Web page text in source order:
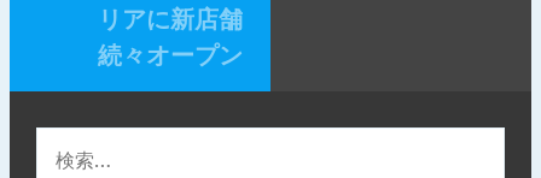
リアに新店舗
続々オープン